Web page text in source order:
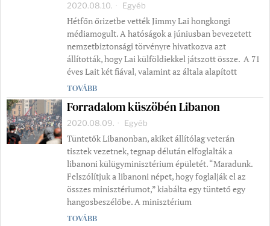
2020.08.10. Egyéb
Hétfőn őrizetbe vették Jimmy Lai hongkongi
médiamogult. A hatóságok a júniusban bevezetett
nemzetbiztonsági törvényre hivatkozva azt
állították, hogy Lai külföldiekkel játszott össze. A 71
éves Lait két fiával, valamint az általa alapított
TOVÁBB
Forradalom küszöbén Libanon
2020.08.09. Egyéb
Tüntetők Libanonban, akiket állítólag veterán
tisztek vezetnek, tegnap délután elfoglalták a
libanoni külügyminisztérium épületét. “Maradunk.
Felszólítjuk a libanoni népet, hogy foglalják el az
összes minisztériumot,” kiabálta egy tüntető egy
hangosbeszélőbe. A minisztérium
TOVÁBB